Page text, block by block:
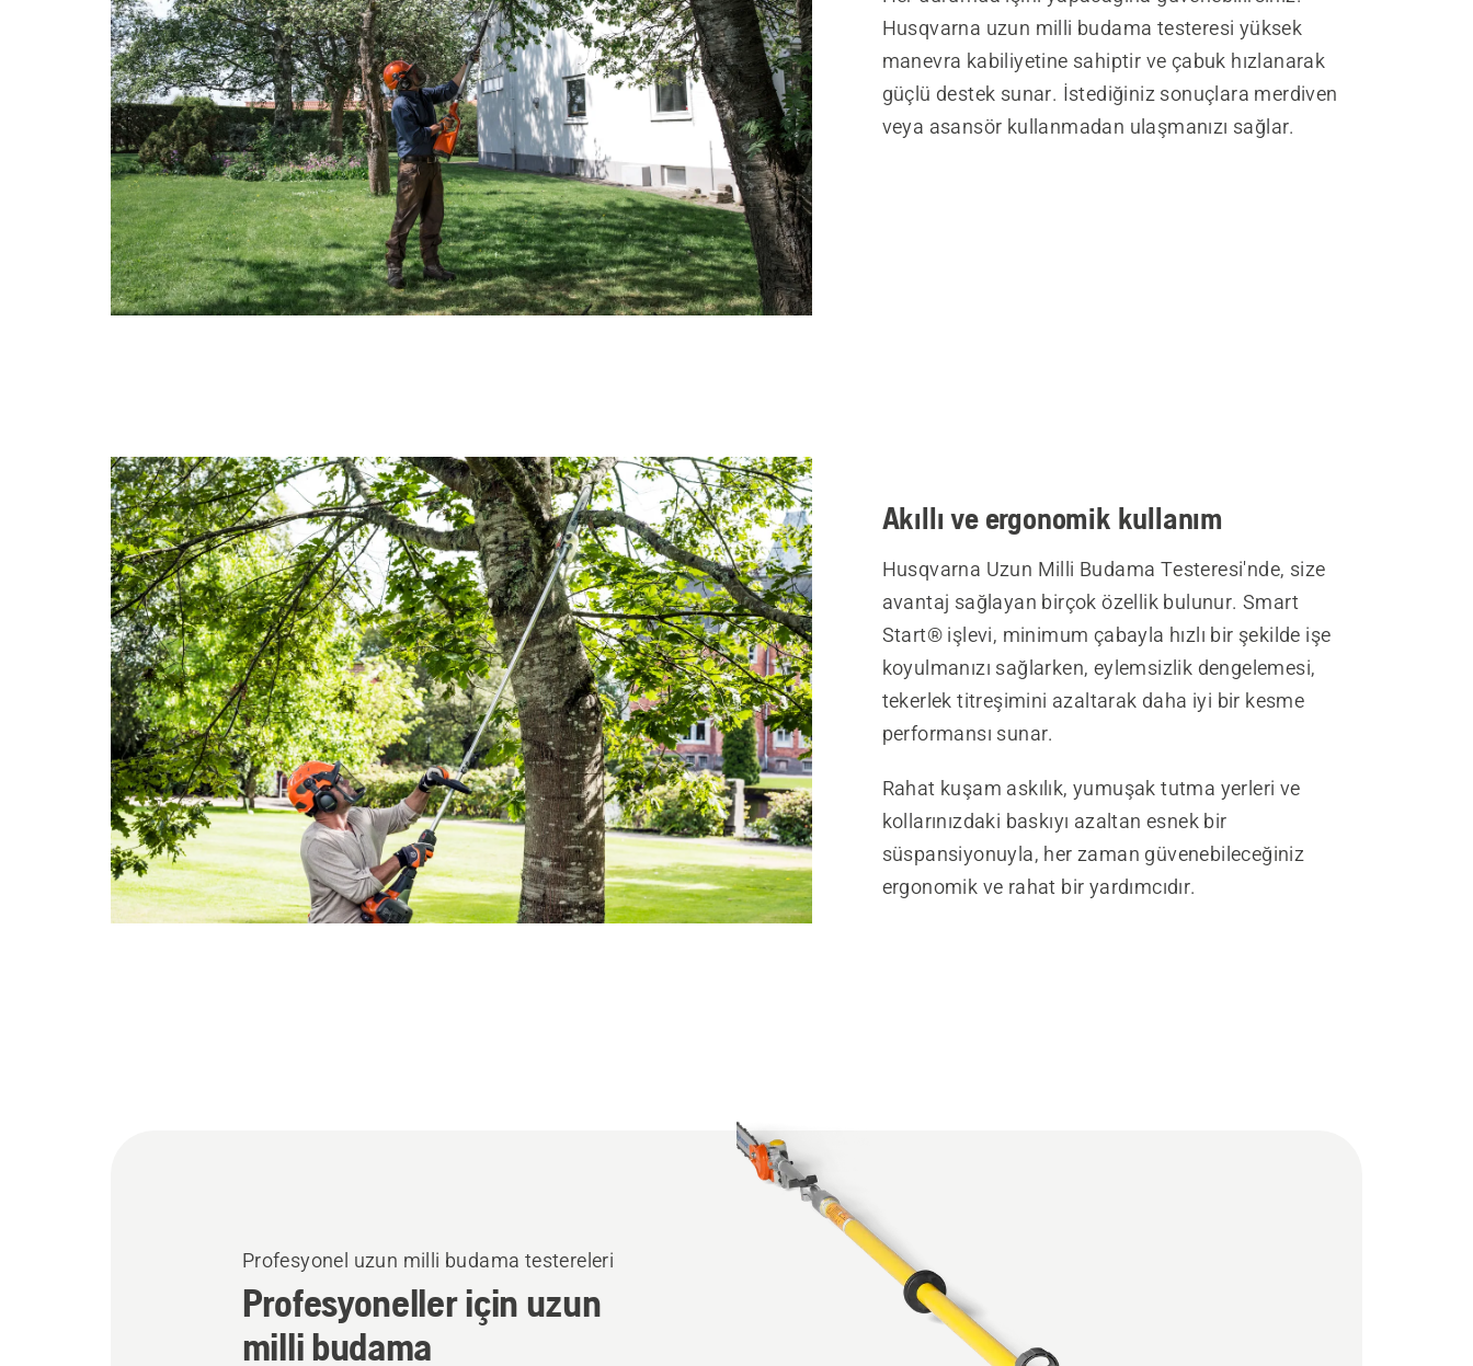
Husqvarna uzun milli budama testeresi yüksek
manevra kabiliyetine sahiptir ve çabuk hızlanarak
güçlü destek sunar. İstediğiniz sonuçlara merdiven
veya asansör kullanmadan ulaşmanızı sağlar.
Akıllı ve ergonomik kullanım
Husqvarna Uzun Milli Budama Testeresi'nde, size
avantaj sağlayan birçok özellik bulunur. Smart
Start® işlevi, minimum çabayla hızlı bir şekilde işe
koyulmanızı sağlarken, eylemsizlik dengelemesi,
tekerlek titreşimini azaltarak daha iyi bir kesme
performansı sunar.
Rahat kuşam askılık, yumuşak tutma yerleri ve
kollarınızdaki baskıyı azaltan esnek bir
süspansiyonuyla, her zaman güvenebileceğiniz
ergonomik ve rahat bir yardımcıdır.
Profesyonel uzun milli budama testereleri
Profesyoneller için uzun
milli budama